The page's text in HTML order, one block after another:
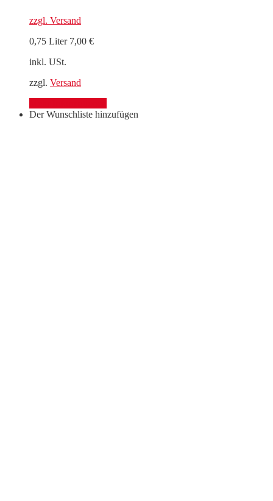
zzgl. Versand
0,75 Liter 7,00 €
inkl. USt.
zzgl. Versand
Der Wunschliste hinzufügen